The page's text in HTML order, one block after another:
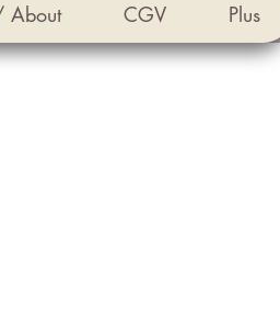
About CGV Plus